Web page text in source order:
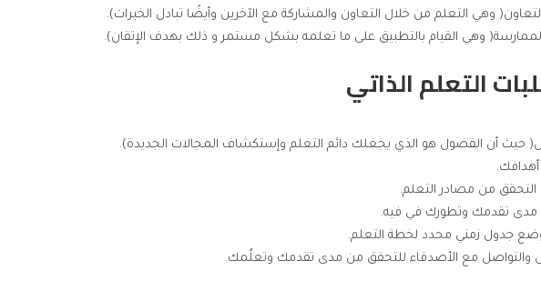
التعلم الذاتي